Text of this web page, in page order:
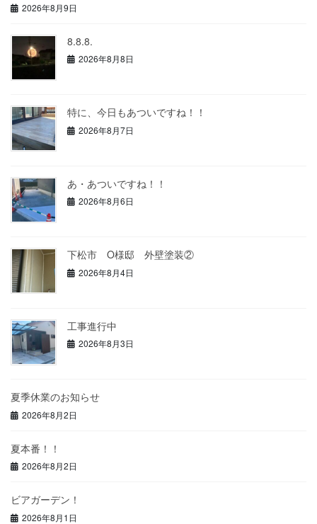
2026年8月9日
8.8.8.
2026年8月8日
特に、今日もあついですね！！
2026年8月7日
あ・あついですね！！
2026年8月6日
下松市 O様邸 外壁塗装②
2026年8月4日
工事進行中
2026年8月3日
夏季休業のお知らせ
2026年8月2日
夏本番！！
2026年8月2日
ビアガーデン！
2026年8月1日